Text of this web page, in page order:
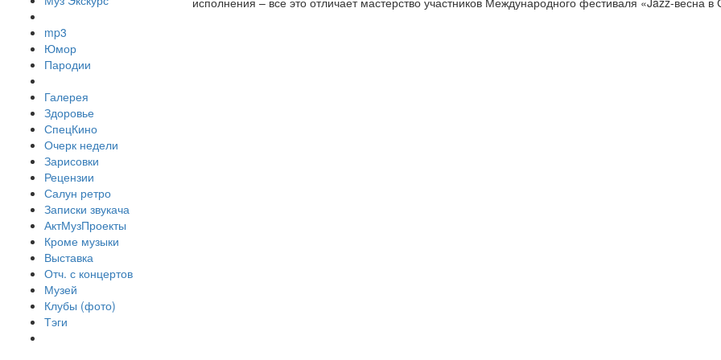
mp3
Юмор
Пародии
Галерея
Здоровье
СпецКино
Очерк недели
Зарисовки
Рецензии
Салун ретро
Записки звукача
АктМузПроекты
Кроме музыки
Выставка
Отч. с концертов
Музей
Клубы (фото)
Тэги